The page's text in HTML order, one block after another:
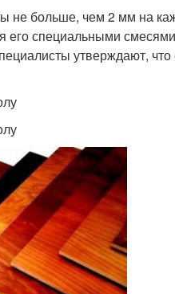
не больше, чем 2 мм на
его специальными
утверждают, что